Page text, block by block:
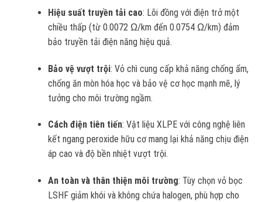
Hiệu suất truyền tải cao: Lõi đồng với điện trở một
chiều thấp (từ 0.0072 Ω/km đến 0.0754 Ω/km) đảm
bảo truyền tải điện năng hiệu quả.
Bảo vệ vượt trội: Vỏ chì cung cấp khả năng chống ẩm,
chống ăn mòn hóa học và bảo vệ cơ học mạnh mẽ, lý
tưởng cho môi trường ngầm.
Cách điện tiên tiến: Vật liệu XLPE với công nghệ liên
kết ngang peroxide hữu cơ mang lại khả năng chịu điện
áp cao và độ bền nhiệt vượt trội.
An toàn và thân thiện môi trường: Tùy chọn vỏ bọc
LSHF giảm khói và không chứa halogen, phù hợp cho